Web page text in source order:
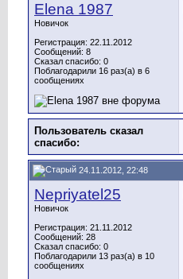
Elena 1987
Новичок
Регистрация: 22.11.2012
Сообщений: 8
Сказал спасибо: 0
Поблагодарили 16 раз(а) в 6
сообщениях
Пользователь сказал
cпасибо:
24.11.2012, 22:48
Nepriyatel25
Новичок
Регистрация: 21.11.2012
Сообщений: 28
Сказал спасибо: 0
Поблагодарили 13 раз(а) в 10
сообщениях